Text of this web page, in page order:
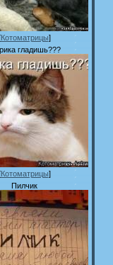
Котоматрицы]
гладишь???
Котоматрицы]
Пилчик